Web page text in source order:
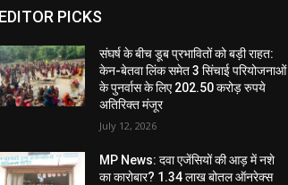
EDITOR PICKS
संघर्ष के बीच डूब प्रभावितों को बड़ी राहत:
केन-बेतवा लिंक समेत 3 सिंचाई परियोजनाओं
के पुनर्वास के लिए 202.50 करोड़ रुपये
अतिरिक्त मंजूर
July 12, 2026
MP News: दवा एजेंसियों की आड़ में नशे
का कारोबार? 1.34 लाख बोतल ऑनरेक्स